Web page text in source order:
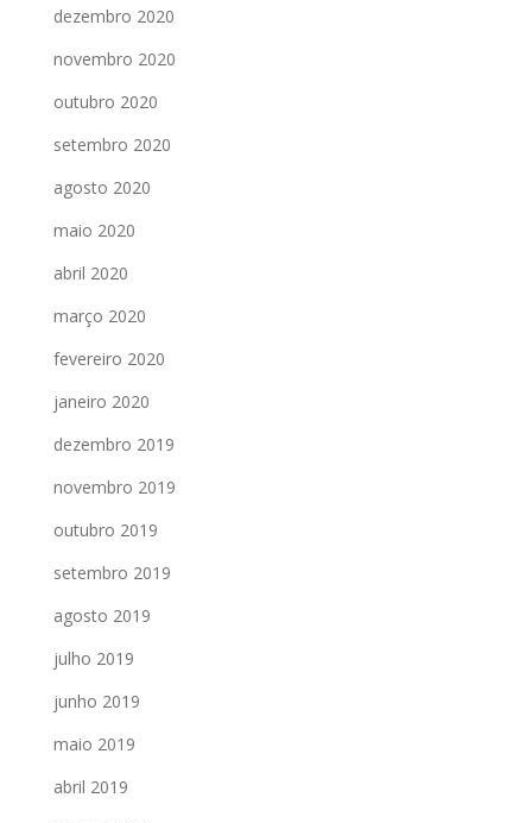
dezembro 2020
novembro 2020
outubro 2020
setembro 2020
agosto 2020
maio 2020
abril 2020
março 2020
fevereiro 2020
janeiro 2020
dezembro 2019
novembro 2019
outubro 2019
setembro 2019
agosto 2019
julho 2019
junho 2019
maio 2019
abril 2019